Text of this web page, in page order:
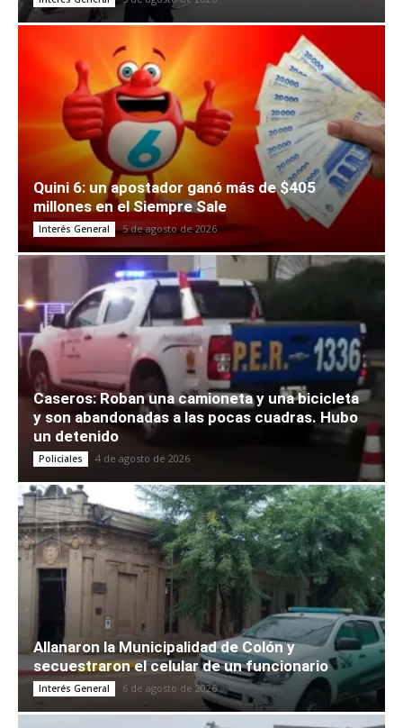
Quini 6: un apostador ganó más de $405
millones en el Siempre Sale
Interés General 5 de agosto de 2026
Caseros: Roban una camioneta y una bicicleta
y son abandonadas a las pocas cuadras. Hubo
un detenido
Policiales 4 de agosto de 2026
Allanaron la Municipalidad de Colón y
secuestraron el celular de un funcionario
Interés General 6 de agosto de 2026